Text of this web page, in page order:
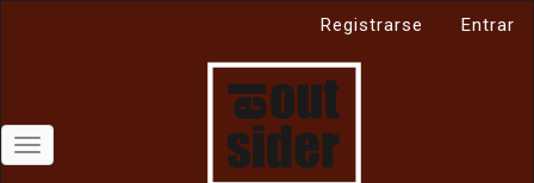
lateral
Registrarse Entrar
Toggle
navigation